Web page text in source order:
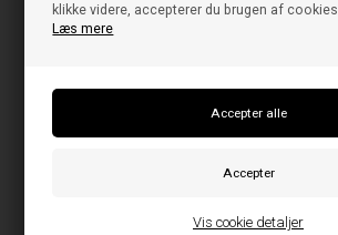
klikke videre, accepterer du brugen af cookies.
Læs mere
Vis cookie detaljer